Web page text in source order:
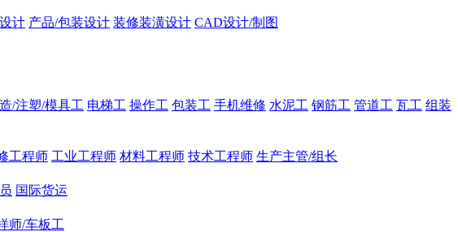
计 产品/包装设计 装修装潢设计 CAD设计/制图
/注塑/模具工 电梯工 操作工 包装工 手机维修 水泥工 钢筋工 管道工 瓦工 组装
工程师 工业工程师 材料工程师 技术工程师 生产主管/组长
国际货运
师/车板工